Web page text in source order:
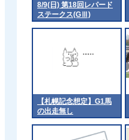
8/9(日) 第18回レパード
ステークス(GⅢ)
【札幌記念想定】G1馬
の出走無し